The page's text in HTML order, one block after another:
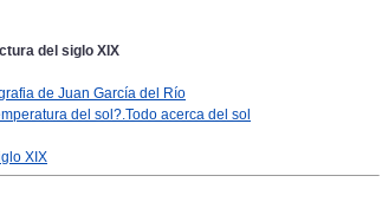
del siglo XIX
de Juan García del Río
del sol?.Todo acerca del sol
XIX